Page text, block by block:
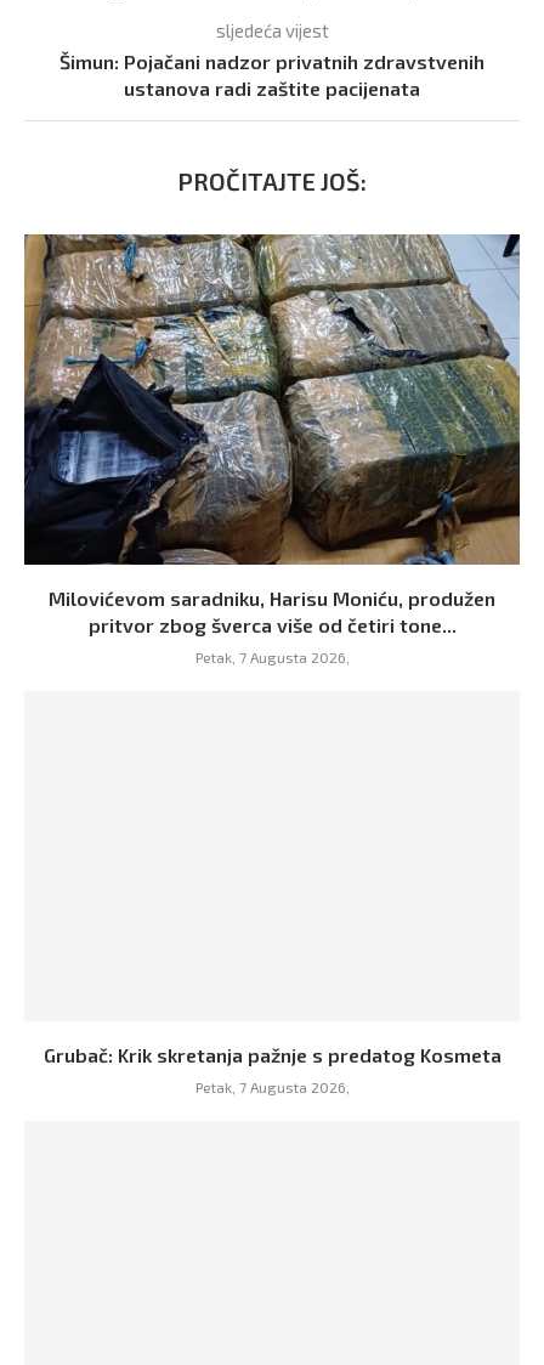
sljedeća vijest
Šimun: Pojačani nadzor privatnih zdravstvenih
ustanova radi zaštite pacijenata
PROČITAJTE JOŠ:
Milovićevom saradniku, Harisu Moniću, produžen
pritvor zbog šverca više od četiri tone...
Petak, 7 Augusta 2026,
Grubač: Krik skretanja pažnje s predatog Kosmeta
Petak, 7 Augusta 2026,